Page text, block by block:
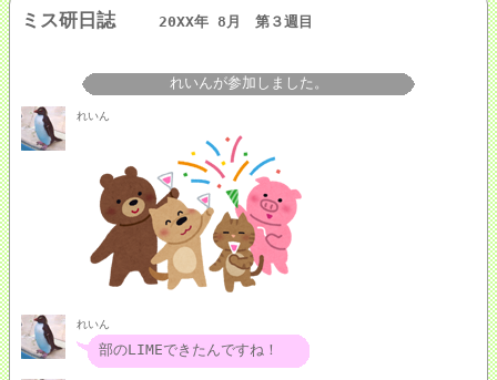
ミス研日誌 20XX年 8月 第３週目
れいんが参加しました。
れいん
れいん
部のLIMEできたんですね！